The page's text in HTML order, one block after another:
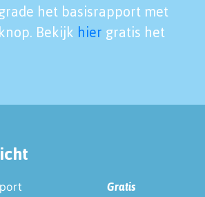
het basisrapport met
Bekijk hier gratis het
Gratis